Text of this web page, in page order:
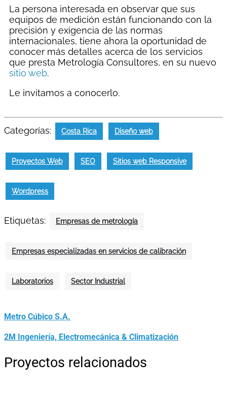
La persona interesada en observar que sus
equipos de medición están funcionando con la
precisión y exigencia de las normas
internacionales, tiene ahora la oportunidad de
conocer más detalles acerca de los servicios
que presta Metrología Consultores, en su nuevo
sitio web.
Le invitamos a conocerlo.
Categorías: Costa Rica Diseño web
Proyectos Web SEO Sitios web Responsive
Wordpress
Etiquetas: Empresas de metrología
Empresas especializadas en servicios de calibración
Laboratorios Sector Industrial
Metro Cúbico S.A.
2M Ingeniería, Electromecánica & Climatización
Proyectos relacionados